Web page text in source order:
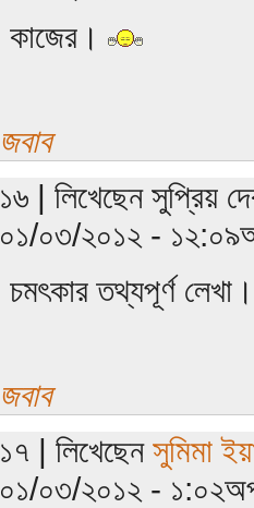
কাজের।
জবাব
১৬ | লিখেছেন সুপ্রিয়
০১/০৩/২০১২ -
চমৎকার তথ্যপূর্ণ লেখা।
জবাব
১৭ | লিখেছেন সুমিমা
০১/০৩/২০১২ -